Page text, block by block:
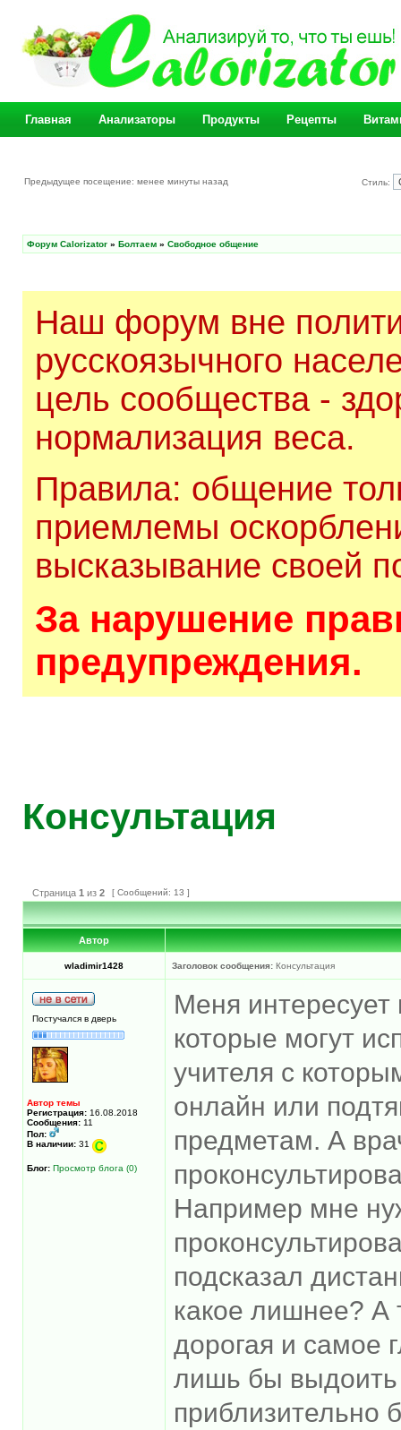
Главная Анализаторы Продукты Рецепты
Предыдущее посещение: менее минуты назад Стиль:
Форум Calorizator » Болтаем » Свободное общение
Наш форум вне
русскоязычного
цель сообщества -
нормализация веса.
Правила: общение
приемлемы
высказывание своей
За нарушение
предупреждения.
Консультация
Страница 1 из 2 [ Сообщений: 13 ]
Автор
wladimir1428 Заголовок сообщения: Консультация
Постучался в дверь
Автор темы
Регистрация: 16.08.2018
Сообщения: 11
Пол:
В наличии: 31
Блог: Просмотр блога (0)
Меня интересует
которые могут
учителя с
онлайн или
предметам. А
Например мне
подсказал
какое лишнее? А
дорогая и самое
лишь бы выдоить
приблизительно